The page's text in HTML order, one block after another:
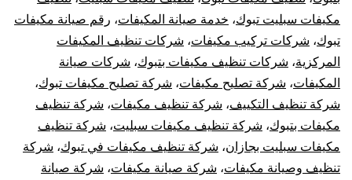
مكيفات سبليت تبوك، خدمة صيانة المكيفات، رقم صيانة مكيفات
تبوك، شركات تركيب مكيفات، شركات تنظيف المكيفات
المركزية، شركات تنظيف مكيفات بتبوك، شركات صيانة
المكيفات، شركة تصليح مكيفات، شركة تصليح مكيفات تبوك،
شركة تنظيف التكييف، شركة تنظيف مكيفات، شركة تنظيف
مكيفات بتبوك، شركة تنظيف مكيفات سبليت، شركة تنظيف
مكيفات سبليت بجازان، شركة تنظيف مكيفات في تبوك، شركة
تنظيف وصيانة مكيفات، شركة صيانة مكيفات، شركة صيانة